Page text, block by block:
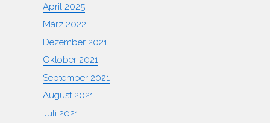
April 2025
März 2022
Dezember 2021
Oktober 2021
September 2021
August 2021
Juli 2021